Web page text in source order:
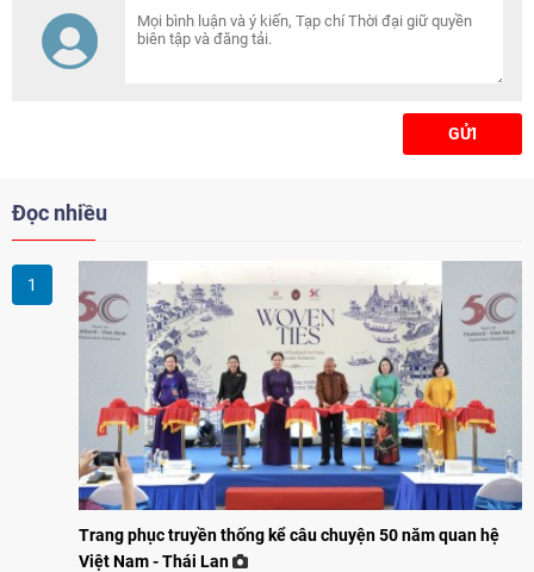
đồng thời đề nghị tăng cường hỗ
trợ cộng đồng người Việt đang
sinh sống, học tập và làm việc
GỬI
Đọc nhiều
Trang phục truyền thống kể câu chuyện 50 năm quan hệ
Việt Nam - Thái Lan